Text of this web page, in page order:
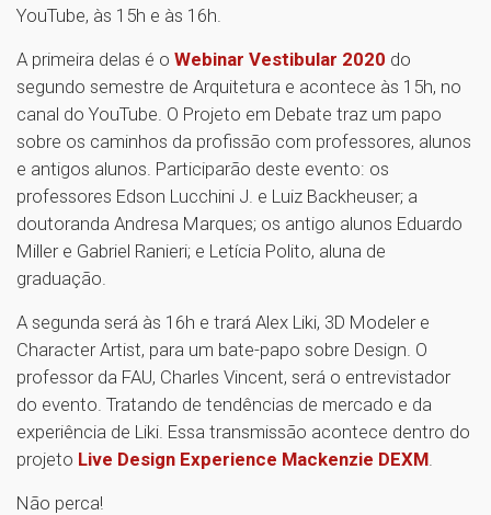
YouTube, às 15h e às 16h.
A primeira delas é o Webinar Vestibular 2020 do
segundo semestre de Arquitetura e acontece às 15h, no
canal do YouTube. O Projeto em Debate traz um papo
sobre os caminhos da profissão com professores, alunos
e antigos alunos. Participarão deste evento: os
professores Edson Lucchini J. e Luiz Backheuser; a
doutoranda Andresa Marques; os antigo alunos Eduardo
Miller e Gabriel Ranieri; e Letícia Polito, aluna de
graduação.
A segunda será às 16h e trará Alex Liki, 3D Modeler e
Character Artist, para um bate-papo sobre Design. O
professor da FAU, Charles Vincent, será o entrevistador
do evento. Tratando de tendências de mercado e da
experiência de Liki. Essa transmissão acontece dentro do
projeto Live Design Experience Mackenzie DEXM
Não perca!